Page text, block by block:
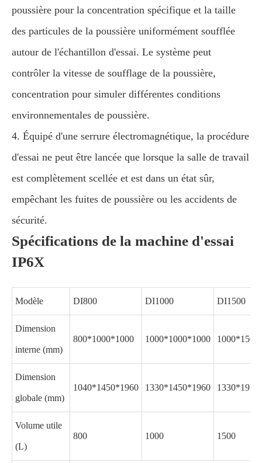
poussière pour la concentration spécifique et la taille
des particules de la poussière uniformément soufflée
autour de l'échantillon d'essai. Le système peut
contrôler la vitesse de soufflage de la poussière,
concentration pour simuler différentes conditions
environnementales de poussière.
4. Équipé d'une serrure électromagnétique, la procédure
d'essai ne peut être lancée que lorsque la salle de travail
est complètement scellée et est dans un état sûr,
empêchant les fuites de poussière ou les accidents de
sécurité.
Spécifications de la machine d'essai
IP6X
Modèle DI800 DI1000 DI1500
Dimension
interne (mm)
800*1000*1000 1000*1000*1000
Dimension
globale (mm)
1040*1450*1960 1330*1450*1960
Volume utile
(L)
800 1000 1500